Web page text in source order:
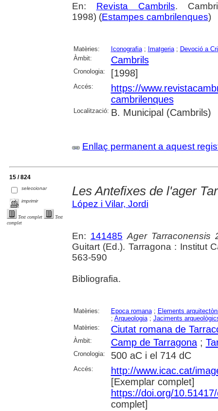
En: Revista Cambrils.
1998) (Estampes cambrilenques)
Matèries: Iconografia; Imatgeria; Devoció a
Àmbit:
Cambrils
Cronologia: [1998]
Accés:
https://
cambrilenques
Localització: B. Municipal (Cambrils)
Enllaç permanent a aquest
15 / 824
seleccionar
imprimir
Text complet
Text
complet
Les Antefixes de l'ager
López i Vilar, Jordi
En: 141485 Ager Tarraconensis
Guitart (Ed.). Tarragona : Institut
563-590
Bibliografia.
Matèries: Epoca romana; Elements
; Arqueologia; Jaciments
Matèries:
Ciutat romana de
Àmbit: Camp de Tarragona;
Cronologia: 500 aC i el 714 dC
Accés:
http://www.icac.cat/
[Exemplar complet]
https://doi.org/
complet]